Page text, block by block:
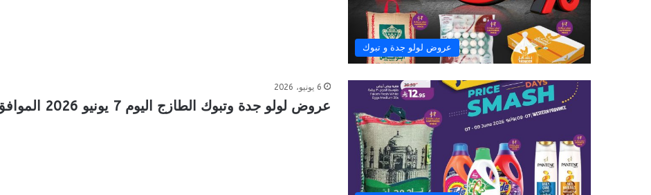
عروض لولو جدة و تبوك
6 يونيو، 2026
عروض لولو جدة وتبوك الطازج اليوم 7 يونيو 2026 الموافق 21 ذو الحجة 1447 تحطيم الأسعار